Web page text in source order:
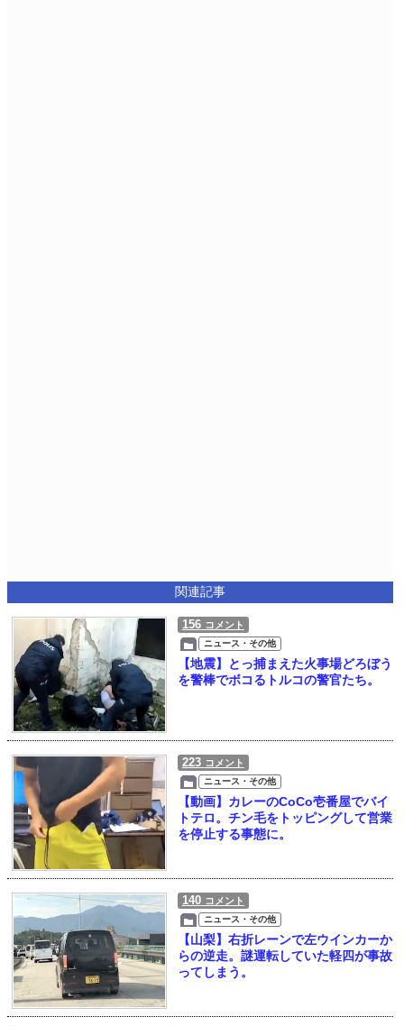
関連記事
156 コメント
ニュース・その他
【地震】とっ捕まえた火事場どろぼう
を警棒でボコるトルコの警官たち。
223 コメント
ニュース・その他
【動画】カレーのCoCo壱番屋でバイ
トテロ。チン毛をトッピングして営業
を停止する事態に。
140 コメント
ニュース・その他
【山梨】右折レーンで左ウインカーか
らの逆走。謎運転していた軽四が事故
ってしまう。